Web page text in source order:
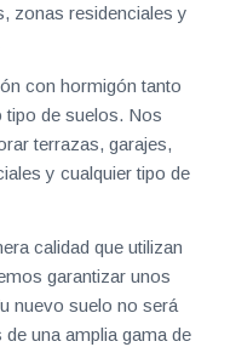
zonas residenciales y
con hormigón tanto
de suelos. Nos
terrazas, garajes,
y cualquier tipo de
calidad que utilizan
garantizar unos
nuevo suelo no será
una amplia gama de